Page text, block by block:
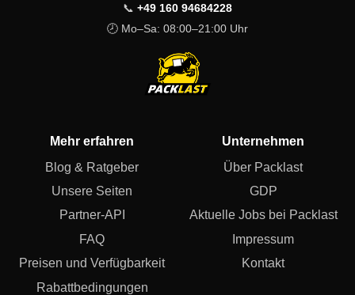
📞 +49 160 94684228
🕗 Mo–Sa: 08:00–21:00 Uhr
Mehr erfahren
Blog & Ratgeber
Unsere Seiten
Partner-API
FAQ
Preisen und Verfügbarkeit
Rabattbedingungen
Unternehmen
Über Packlast
GDP
Aktuelle Jobs bei Packlast
Impressum
Kontakt